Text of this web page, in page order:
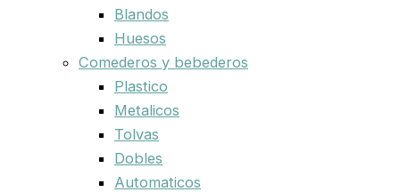
Blandos
Huesos
Comederos y bebederos
Plastico
Metalicos
Tolvas
Dobles
Automaticos